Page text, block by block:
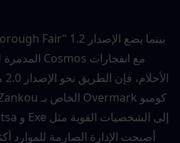
أصبحت الإدارة الصارمة